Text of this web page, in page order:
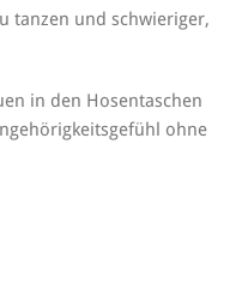
tanzen und schwieriger,
in den Hosentaschen
ohne